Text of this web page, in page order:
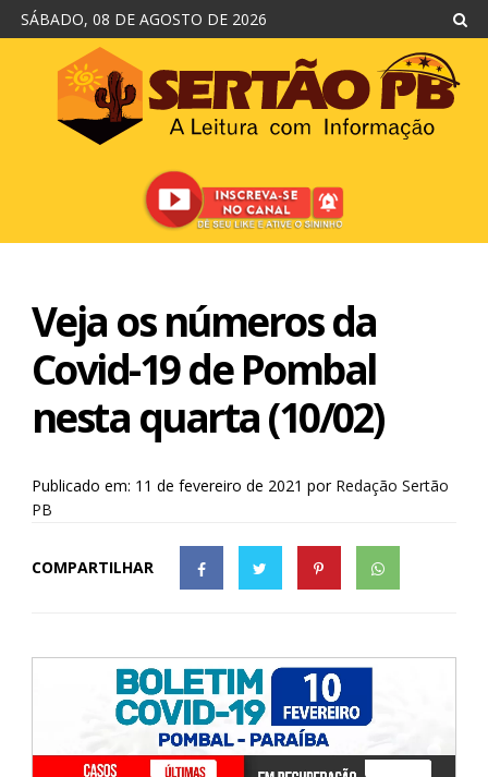
SÁBADO, 08 DE AGOSTO DE 2026
Veja os números da
Covid-19 de Pombal
nesta quarta (10/02)
Publicado em: 11 de fevereiro de 2021 por Redação Sertão
PB
COMPARTILHAR